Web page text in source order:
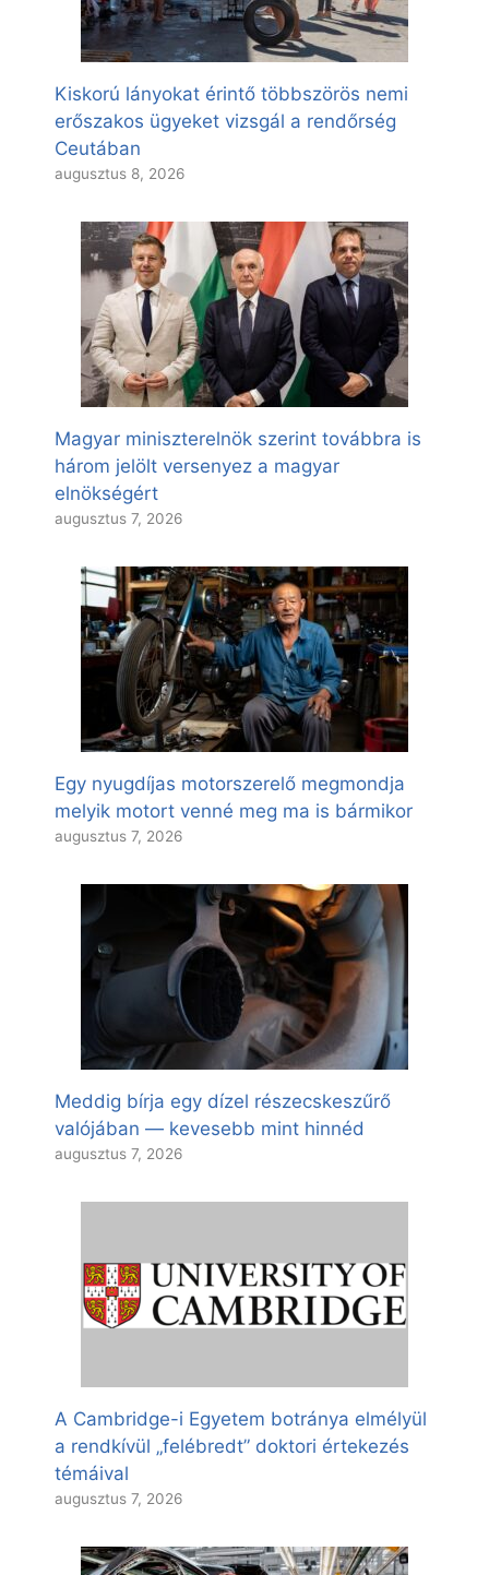
Kiskorú lányokat érintő többszörös nemi
erőszakos ügyeket vizsgál a rendőrség
Ceutában
augusztus 8, 2026
Magyar miniszterelnök szerint továbbra is
három jelölt versenyez a magyar
elnökségért
augusztus 7, 2026
Egy nyugdíjas motorszerelő megmondja
melyik motort venné meg ma is bármikor
augusztus 7, 2026
Meddig bírja egy dízel részecskeszűrő
valójában — kevesebb mint hinnéd
augusztus 7, 2026
A Cambridge-i Egyetem botránya elmélyül
a rendkívül „felébredt” doktori értekezés
témáival
augusztus 7, 2026